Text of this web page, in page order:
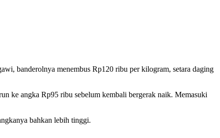
banderolnya menembus Rp120 ribu per kilogram, setara daging
ke angka Rp95 ribu sebelum kembali bergerak naik. Memasuki
bahkan lebih tinggi.